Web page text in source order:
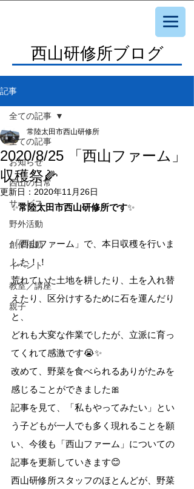
西山研修所ブログ
記事
全ての記事
お知らせ
西山の日常
サービス
野外活動
創作活動
イベント
教室／講座
親子
全ての記事
2020/8/25 「西山ファーム」
収穫祭🌽
常陸太田市西山研修所
更新日： 2020年11月26日
✨常陸太田市西山研修所です✨
「西山ファーム」で、本日収穫を行いま
した！！
荒れていた土地を耕したり、土を入れ替
えたり、区分けするために石を運んだり
と、
どれも大変な作業でしたが、立派に育っ
てくれて感激です😭✨
改めて、野菜を食べられるありがたみを
感じることができました🎀
記事を見て、「私もやってみたい」とい
う子どもが一人でも多く現れることを願
い、今後も「西山ファーム」についての
記事を更新していきます😊
西山研修所スタッフのほとんどが、野菜